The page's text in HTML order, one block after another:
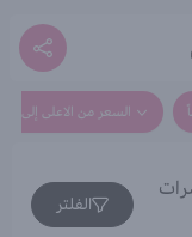
السعر من الاعلى إلى
الفلتر